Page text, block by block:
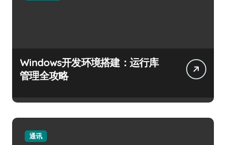
Windows开发环境搭建：运行库
管理全攻略
通讯